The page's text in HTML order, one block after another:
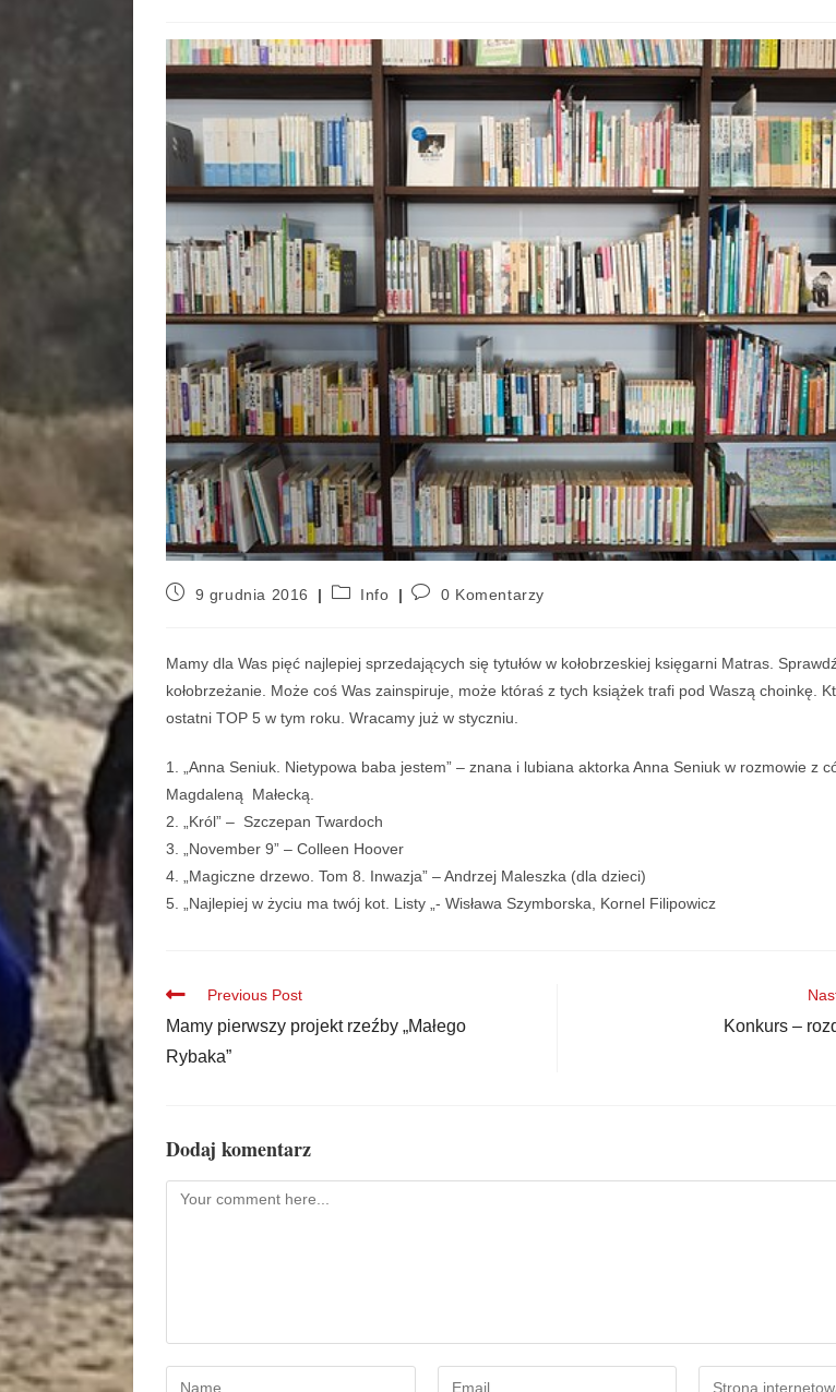
9 grudnia 2016 Info 0 Komentarzy
Mamy dla Was pięć najlepiej sprzedających się tytułów w kołobrzeskiej księgarni Matras.
kołobrzeżanie. Może coś Was zainspiruje, może któraś z tych książek trafi pod Waszą choinkę.
ostatni TOP 5 w tym roku. Wracamy już w styczniu.
1. „Anna Seniuk. Nietypowa baba jestem” – znana i lubiana aktorka Anna Seniuk w rozmowie z
Magdaleną Małecką.
2. „Król” – Szczepan Twardoch
3. „November 9” – Colleen Hoover
4. „Magiczne drzewo. Tom 8. Inwazja” – Andrzej Maleszka (dla dzieci)
5. „Najlepiej w życiu ma twój kot. Listy „- Wisława Szymborska, Kornel Filipowicz
Previous Post
Mamy pierwszy projekt rzeźby „Małego
Rybaka”
Konkurs –
Dodaj komentarz